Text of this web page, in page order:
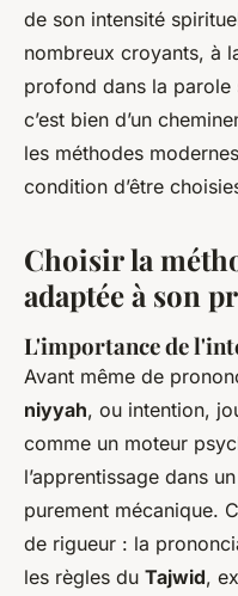
de son intensité
nombreux croyants, à
profond dans la parole
c’est bien d’un
les méthodes
condition d’être
Choisir la
adaptée à son
L'importance de
Avant même de
niyyah, ou intention,
comme un moteur
l’apprentissage dans
purement mécanique.
de rigueur : la
les règles du Tajwid,